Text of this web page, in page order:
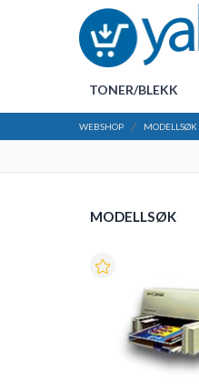
TONER/BLEKK
WEBSHOP MODELLSØK
MODELLSØK